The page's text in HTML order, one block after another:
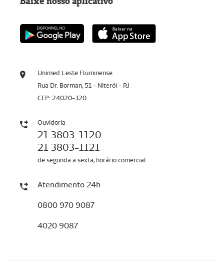
Unimed Leste Fluminense
Rua Dr. Borman, 51 - Niterói - RJ
CEP: 24020-320
Ouvidoria
21 3803-1120
21 3803-1121
de segunda a sexta, horário comercial
Atendimento 24h
0800 970 9087
4020 9087